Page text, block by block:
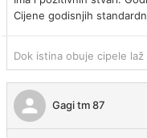
Cijene godisnjih
Dok istina obuje cipele
Gagi tm 87